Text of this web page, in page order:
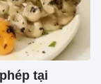
tại